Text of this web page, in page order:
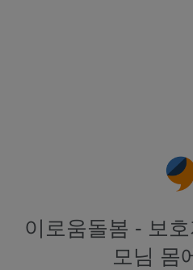
이로움돌봄 - 보
모님 몸